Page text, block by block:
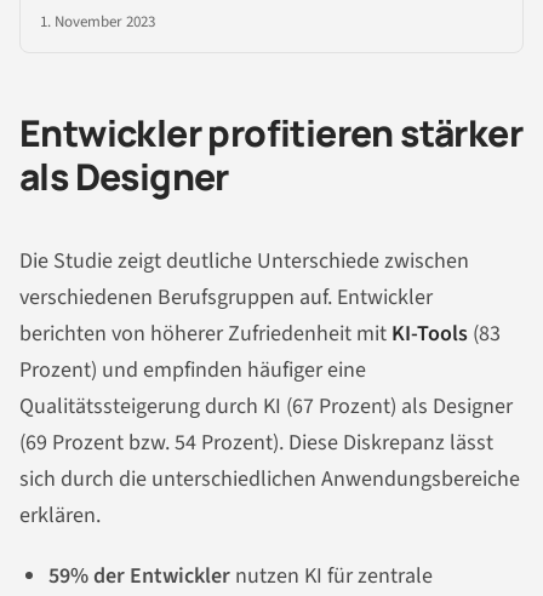
1. November 2023
Entwickler profitieren stärker
als Designer
Die Studie zeigt deutliche Unterschiede zwischen
verschiedenen Berufsgruppen auf. Entwickler
berichten von höherer Zufriedenheit mit KI-Tools (83
Prozent) und empfinden häufiger eine
Qualitätssteigerung durch KI (67 Prozent) als Designer
(69 Prozent bzw. 54 Prozent). Diese Diskrepanz lässt
sich durch die unterschiedlichen Anwendungsbereiche
erklären.
59% der Entwickler nutzen KI für zentrale